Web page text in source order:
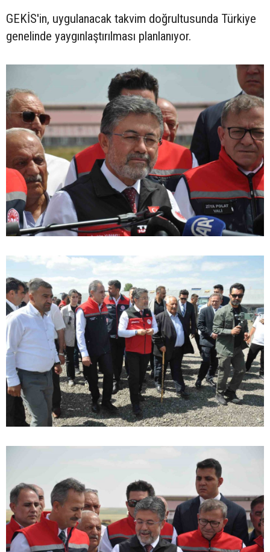
GEKİS'in, uygulanacak takvim doğrultusunda Türkiye
genelinde yaygınlaştırılması planlanıyor.